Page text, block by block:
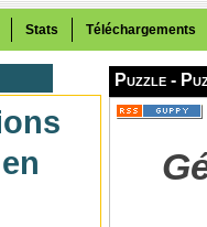
Stats Téléchargements
Puzzle -